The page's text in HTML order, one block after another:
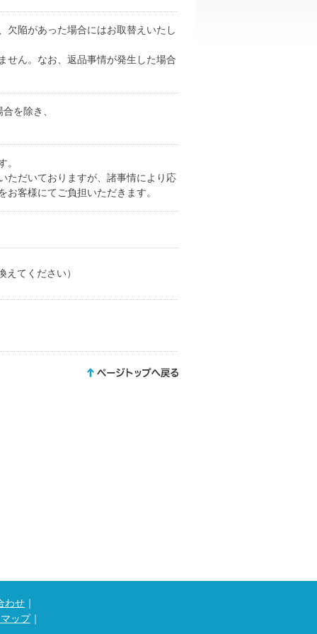
欠陥があった場合にはお取替えいたし
せん。なお、返品事情が発生した場合
を除き、
。
ただいておりますが、諸事情により応
客様にてご負担いただきます。
てください）
わせ ｜
ップ｜